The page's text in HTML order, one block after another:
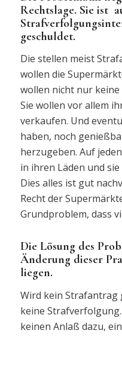
Rechtslage. Sie ist
geschuldet.
Die stellen meist
wollen die
wollen nicht nur
Sie wollen vor allem
verkaufen. Und
haben, noch
herzugeben. Auf
in ihren Läden und
Dies alles ist gut
Recht der
Grundproblem, dass
Die Lösung des
Änderung dieser
liegen.
Wird kein Strafantrag
keine
keinen Anlaß dazu,